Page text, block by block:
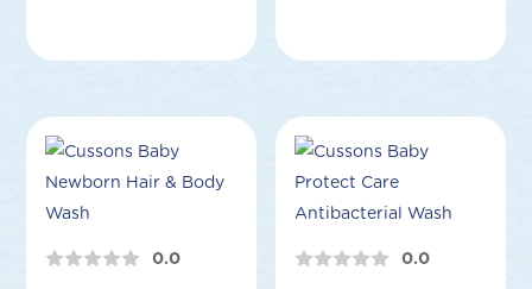
0.0 0.0